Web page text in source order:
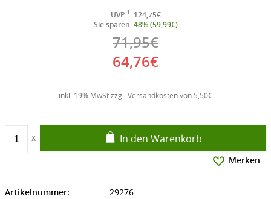
UVP 1 : 124,75€
Sie sparen:48% (59,99€)
71,95€
64,76€
inkl. 19% MwSt zzgl. Versandkosten von 5,50€
In den Warenkorb
Merken
Artikelnummer:
29276